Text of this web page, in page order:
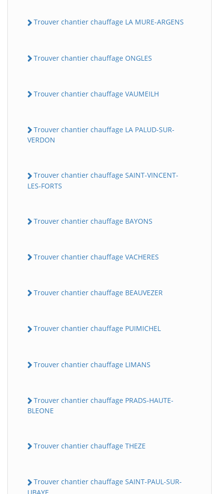
Trouver chantier chauffage LA MURE-ARGENS
Trouver chantier chauffage ONGLES
Trouver chantier chauffage VAUMEILH
Trouver chantier chauffage LA PALUD-SUR-
VERDON
Trouver chantier chauffage SAINT-VINCENT-
LES-FORTS
Trouver chantier chauffage BAYONS
Trouver chantier chauffage VACHERES
Trouver chantier chauffage BEAUVEZER
Trouver chantier chauffage PUIMICHEL
Trouver chantier chauffage LIMANS
Trouver chantier chauffage PRADS-HAUTE-
BLEONE
Trouver chantier chauffage THEZE
Trouver chantier chauffage SAINT-PAUL-SUR-
UBAYE